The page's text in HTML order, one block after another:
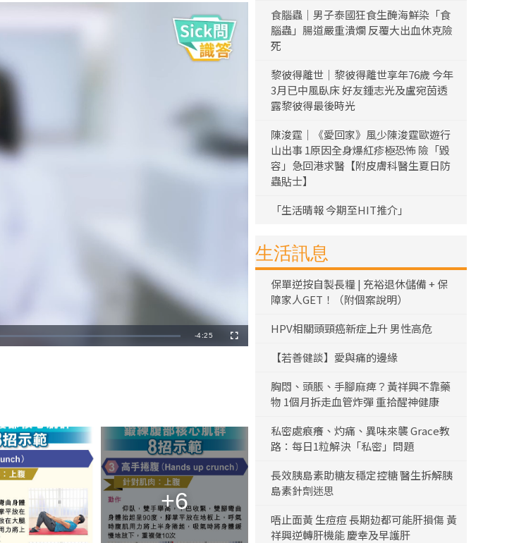
剩
-4:25
全
螢
+6
食腦蟲｜男子泰國狂食生醃海鮮染「食
腦蟲」腸道嚴重潰爛 反覆大出血休克險
死
黎彼得離世｜黎彼得離世享年76歲 今年
3月已中風臥床 好友鍾志光及盧宛茵透
露黎彼得最後時光
陳浚霆｜《愛回家》風少陳浚霆歐遊行
山出事 1原因全身爆紅疹極恐怖 險「毀
容」急回港求醫【附皮膚科醫生夏日防
蟲貼士】
「生活晴報 今期至HIT推介」
生活訊息
保單逆按自製長糧 | 充裕退休儲備 + 保
障家人GET！（附個案說明）
HPV相關頭頸癌新症上升 男性高危
【若善健談】愛與痛的邊緣
胸悶、頭脹、手腳麻痺？黃祥興不靠藥
物 1個月拆走血管炸彈 重拾醒神健康
私密處痕癢、灼痛、異味來襲 Grace教
路：每日1粒解決「私密」問題
長效胰島素助糖友穩定控糖 醫生拆解胰
島素針劑迷思
唔止面黃 生痘痘 長期攰都可能肝損傷 黃
祥興逆轉肝機能 慶幸及早護肝